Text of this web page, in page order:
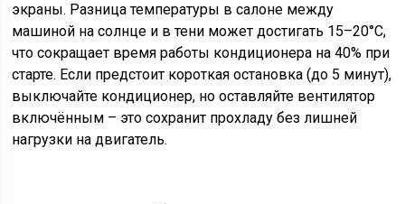
экраны. Разница температуры в салоне между
машиной на солнце и в тени может достигать 15–20°C,
что сокращает время работы кондиционера на 40% при
старте. Если предстоит короткая остановка (до 5 минут),
выключайте кондиционер, но оставляйте вентилятор
включённым – это сохранит прохладу без лишней
нагрузки на двигатель.